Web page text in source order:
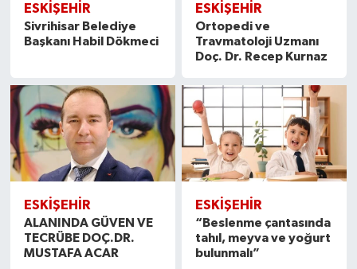
ESKİŞEHİR
Sivrihisar Belediye
Başkanı Habil Dökmeci
ESKİŞEHİR
Ortopedi ve
Travmatoloji Uzmanı
Doç. Dr. Recep Kurnaz
ESKİŞEHİR
ALANINDA GÜVEN VE
TECRÜBE DOÇ.DR.
MUSTAFA ACAR
ESKİŞEHİR
“Beslenme çantasında
tahıl, meyva ve yoğurt
bulunmalı”